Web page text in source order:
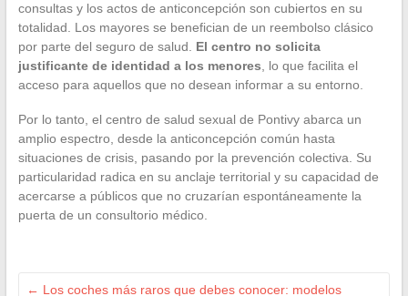
consultas y los actos de anticoncepción son cubiertos en su
totalidad. Los mayores se benefician de un reembolso clásico
por parte del seguro de salud. El centro no solicita
justificante de identidad a los menores, lo que facilita el
acceso para aquellos que no desean informar a su entorno.
Por lo tanto, el centro de salud sexual de Pontivy abarca un
amplio espectro, desde la anticoncepción común hasta
situaciones de crisis, pasando por la prevención colectiva. Su
particularidad radica en su anclaje territorial y su capacidad de
acercarse a públicos que no cruzarían espontáneamente la
puerta de un consultorio médico.
← Los coches más raros que debes conocer: modelos